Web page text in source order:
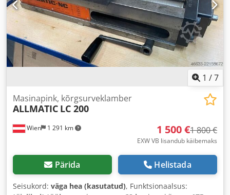
1 /7
Wien 1 291 km
Masinapink, kõrgsurveklamber
ALLMATIC LC 200
1 500 €1 800 €
EXW VB lisandub käibemaks
Pärida Helistada
Seisukord: väga hea (kasutatud), Funktsionaalsus: